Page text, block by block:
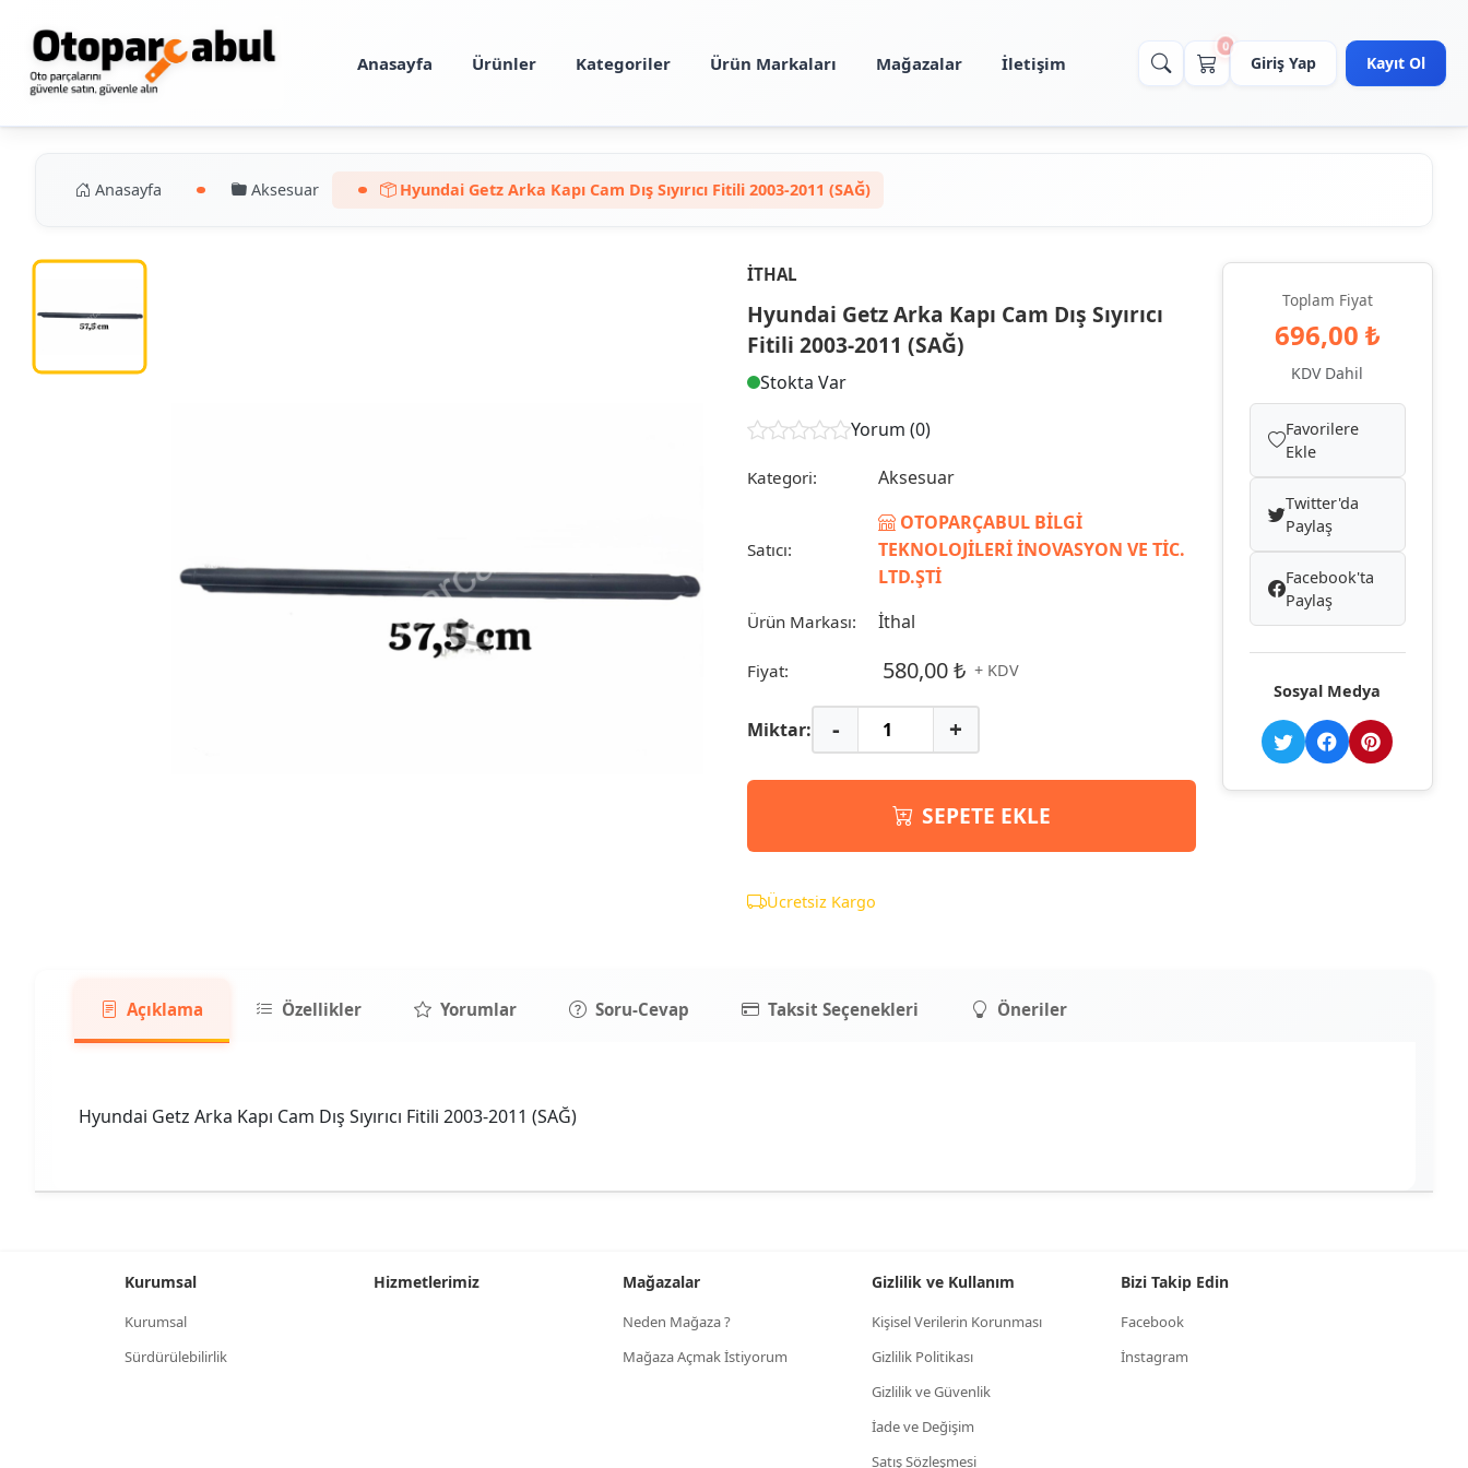
Anasayfa Ürünler Kategoriler Ürün Markaları Mağazalar İletişim
0
Giriş Yap Kayıt Ol
Anasayfa Aksesuar Hyundai Getz Arka Kapı Cam Dış Sıyırıcı Fitili 2003-2011 (SAĞ)
İTHAL
Hyundai Getz Arka Kapı Cam Dış Sıyırıcı
Fitili 2003-2011 (SAĞ)
Stokta Var
Yorum (0)
Kategori: Aksesuar
Satıcı:
OTOPARÇABUL BİLGİ
TEKNOLOJİLERİ İNOVASYON VE TİC.
LTD.ŞTİ
Ürün Markası: İthal
Fiyat: 580,00 ₺ + KDV
Miktar: - +
SEPETE EKLE
Ücretsiz Kargo
Toplam Fiyat
696,00 ₺
KDV Dahil
Favorilere
Ekle
Twitter'da
Paylaş
Facebook'ta
Paylaş
Sosyal Medya
Açıklama Özellikler Yorumlar Soru-Cevap Taksit Seçenekleri Öneriler
Hyundai Getz Arka Kapı Cam Dış Sıyırıcı Fitili 2003-2011 (SAĞ)
Kurumsal
Kurumsal
Sürdürülebilirlik
Hizmetlerimiz Mağazalar
Neden Mağaza ?
Mağaza Açmak İstiyorum
Gizlilik ve Kullanım
Kişisel Verilerin Korunması
Gizlilik Politikası
Gizlilik ve Güvenlik
İade ve Değişim
Satış Sözleşmesi
Bizi Takip Edin
Facebook
İnstagram